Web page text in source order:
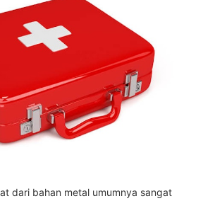
dari bahan metal umumnya sangat